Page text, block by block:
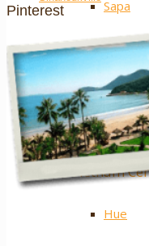
Pinterest Sapa
Ha
Mai
Nos
Vietnam
Hue